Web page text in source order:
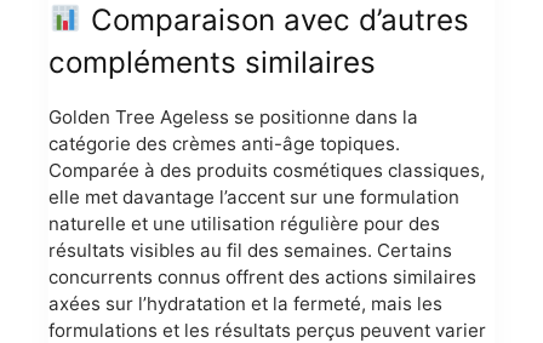
Comparaison avec d’autres
compléments similaires
Golden Tree Ageless se positionne dans la
catégorie des crèmes anti-âge topiques.
Comparée à des produits cosmétiques classiques,
elle met davantage l’accent sur une formulation
naturelle et une utilisation régulière pour des
résultats visibles au fil des semaines. Certains
concurrents connus offrent des actions similaires
axées sur l’hydratation et la fermeté, mais les
formulations et les résultats perçus peuvent varier